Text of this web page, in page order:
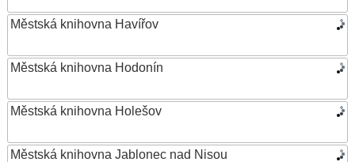
Městská knihovna Havířov
Městská knihovna Hodonín
Městská knihovna Holešov
Městská knihovna Jablonec nad Nisou